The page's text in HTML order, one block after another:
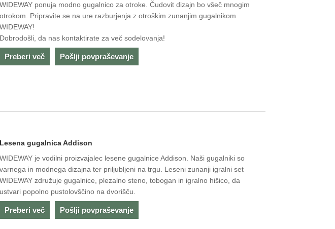
WIDEWAY ponuja modno gugalnico za otroke. Čudovit dizajn bo všeč mnogim
otrokom. Pripravite se na ure razburjenja z otroškim zunanjim gugalnikom
WIDEWAY!
Dobrodošli, da nas kontaktirate za več sodelovanja!
Preberi več Pošlji povpraševanje
Lesena gugalnica Addison
WIDEWAY je vodilni proizvajalec lesene gugalnice Addison. Naši gugalniki so
varnega in modnega dizajna ter priljubljeni na trgu. Leseni zunanji igralni set
WIDEWAY združuje gugalnice, plezalno steno, tobogan in igralno hišico, da
ustvari popolno pustolovščino na dvorišču.
Preberi več Pošlji povpraševanje